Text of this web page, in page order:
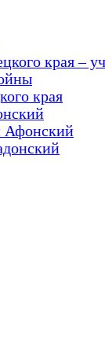
края –
края
Афонский